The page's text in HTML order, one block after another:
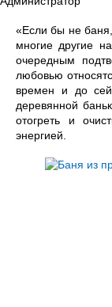
«Если бы не
многие другие
очередным
любовью
времен и до
деревянной
отогреть и
энергией.